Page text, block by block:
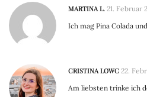
MARTINA L. 21. Februar
Ich mag Pina Colada
CRISTINA LOWC 22.
Am liebsten trinke ich